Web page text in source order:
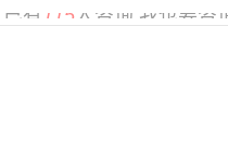
已有 115 人咨询,我也要咨